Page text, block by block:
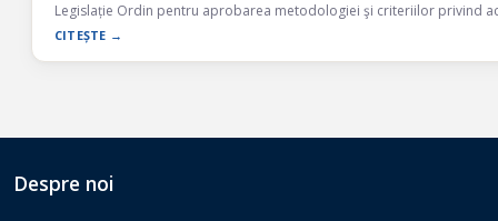
Legislație Ordin pentru aprobarea metodologiei şi criteriilor privind
CITEȘTE →
Despre noi